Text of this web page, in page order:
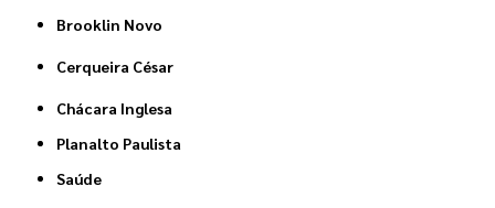
Brooklin Novo
Cerqueira César
Chácara Inglesa
Planalto Paulista
Saúde